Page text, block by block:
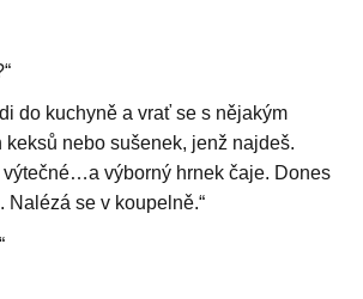
do kuchyně a vrať se s nějakým
nebo sušenek, jenž najdeš.
výtečné…a výborný hrnek čaje. Dones
Nalézá se v koupelně.“